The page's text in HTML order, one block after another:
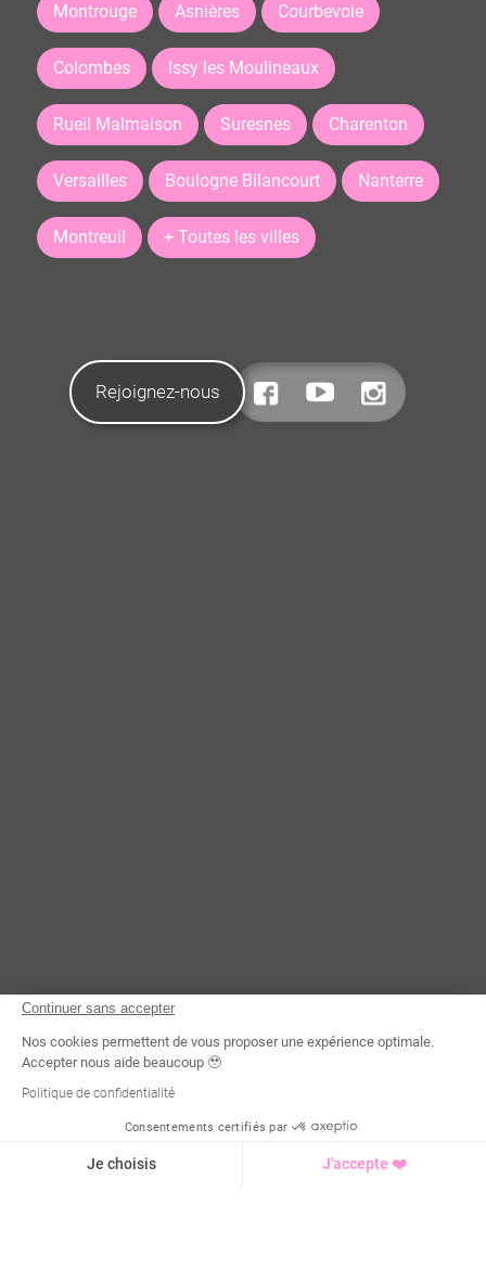
Montrouge Asnières Courbevoie
Colombes Issy les Moulineaux
Rueil Malmaison Suresnes Charenton
Versailles Boulogne Bilancourt Nanterre
Montreuil + Toutes les villes
Rejoignez-nous
Continuer sans accepter
Nos cookies permettent de vous proposer une expérience optimale.
Accepter nous aide beaucoup 🥹
Politique de confidentialité
Consentements certifiés par
Je choisis J'accepte ❤️